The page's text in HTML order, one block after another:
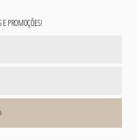
PROMOÇÕES!